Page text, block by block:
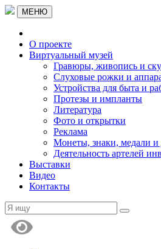
МЕНЮ
О проекте
Виртуальный музей
Гравюры, живопись и
Слуховые рожки и
Устройства для быта и
Протезы и импланты
Литература
Фото и открытки
Реклама
Монеты, знаки, медали
Деятельность артелей
Выставки
Видео
Контакты